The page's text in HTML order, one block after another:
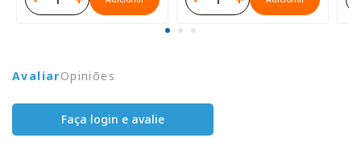
AvaliarOpiniões
Faça login e avalie